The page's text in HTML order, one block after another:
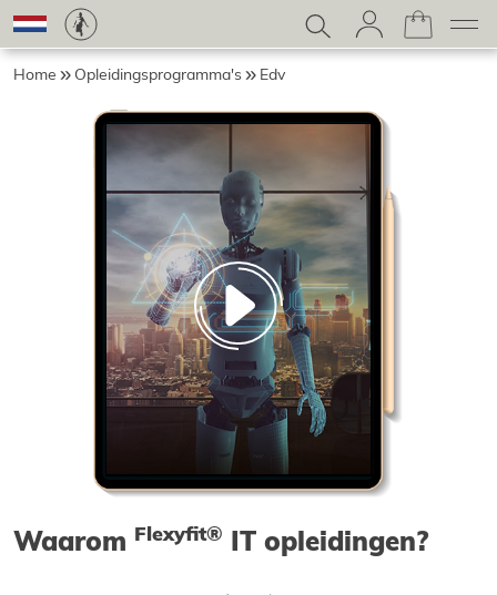
Home Opleidingsprogramma's Edv
Waarom Flexyfit® IT opleidingen?